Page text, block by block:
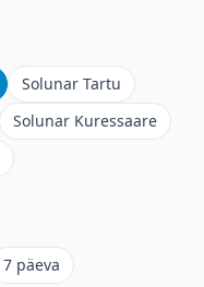
Solunar Tartu
Solunar Kuressaare
7 päeva